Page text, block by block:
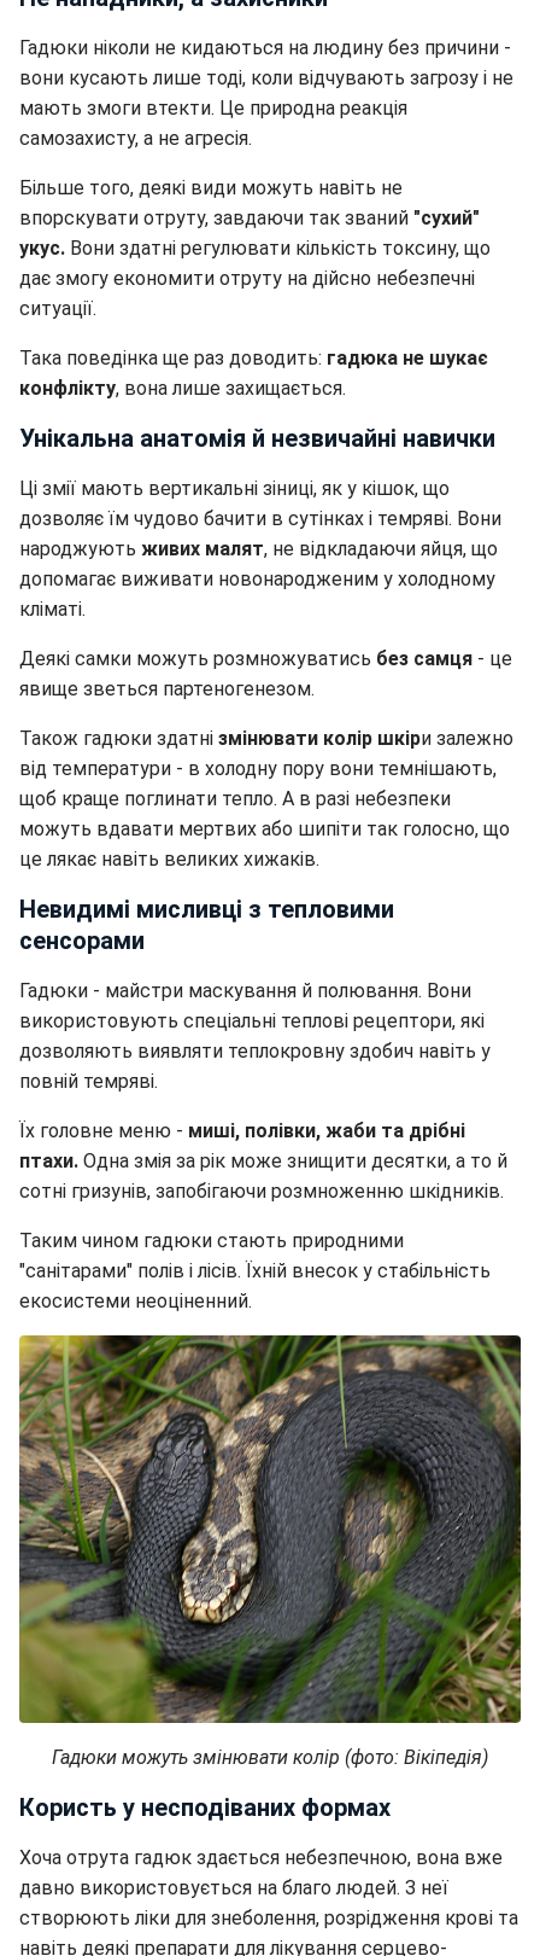
Гадюки ніколи не кидаються на людину без причини -
вони кусають лише тоді, коли відчувають загрозу і не
мають змоги втекти. Це природна реакція
самозахисту, а не агресія.
Більше того, деякі види можуть навіть не
впорскувати отруту, завдаючи так званий "сухий"
укус. Вони здатні регулювати кількість токсину, що
дає змогу економити отруту на дійсно небезпечні
ситуації.
Така поведінка ще раз доводить: гадюка не шукає
конфлікту, вона лише захищається.
Унікальна анатомія й незвичайні навички
Ці змії мають вертикальні зіниці, як у кішок, що
дозволяє їм чудово бачити в сутінках і темряві. Вони
народжують живих малят, не відкладаючи яйця, що
допомагає виживати новонародженим у холодному
кліматі.
Деякі самки можуть розмножуватись без самця - це
явище зветься партеногенезом.
Також гадюки здатні змінювати колір шкіри залежно
від температури - в холодну пору вони темнішають,
щоб краще поглинати тепло. А в разі небезпеки
можуть вдавати мертвих або шипіти так голосно, що
це лякає навіть великих хижаків.
Невидимі мисливці з тепловими
сенсорами
Гадюки - майстри маскування й полювання. Вони
використовують спеціальні теплові рецептори, які
дозволяють виявляти теплокровну здобич навіть у
повній темряві.
Їх головне меню - миші, полівки, жаби та дрібні
птахи. Одна змія за рік може знищити десятки, а то й
сотні гризунів, запобігаючи розмноженню шкідників.
Таким чином гадюки стають природними
"санітарами" полів і лісів. Їхній внесок у стабільність
екосистеми неоціненний.
Гадюки можуть змінювати колір (фото: Вікіпедія)
Користь у несподіваних формах
Хоча отрута гадюк здається небезпечною, вона вже
давно використовується на благо людей. З неї
створюють ліки для знеболення, розрідження крові та
навіть деякі препарати для лікування серцево-